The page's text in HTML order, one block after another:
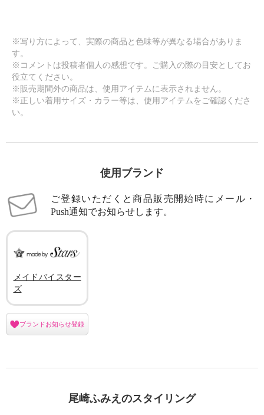
※写り方によって、実際の商品と色味等が異なる場合がありま
す。
※コメントは投稿者個人の感想です。ご購入の際の目安としてお
役立てください。
※販売期間外の商品は、使用アイテムに表示されません。
※正しい着用サイズ・カラー等は、使用アイテムをご確認くださ
い。
使用ブランド
ご登録いただくと商品販売開始時にメール・
Push通知でお知らせします。
メイドバイスター
ズ
ブランドお知らせ登録
尾崎ふみえのスタイリング